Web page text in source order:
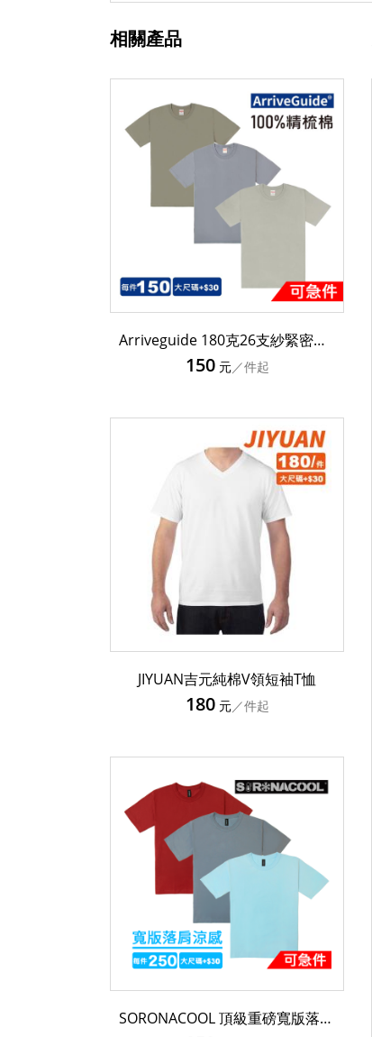
相關產品
Arriveguide 180克26支紗緊密賽洛紡頂級精梳棉T恤 AG18000
150 元／件起
JIYUAN吉元純棉V領短袖T恤
180 元／件起
SORONACOOL 頂級重磅寬版落肩涼感抗菌T恤 SR230